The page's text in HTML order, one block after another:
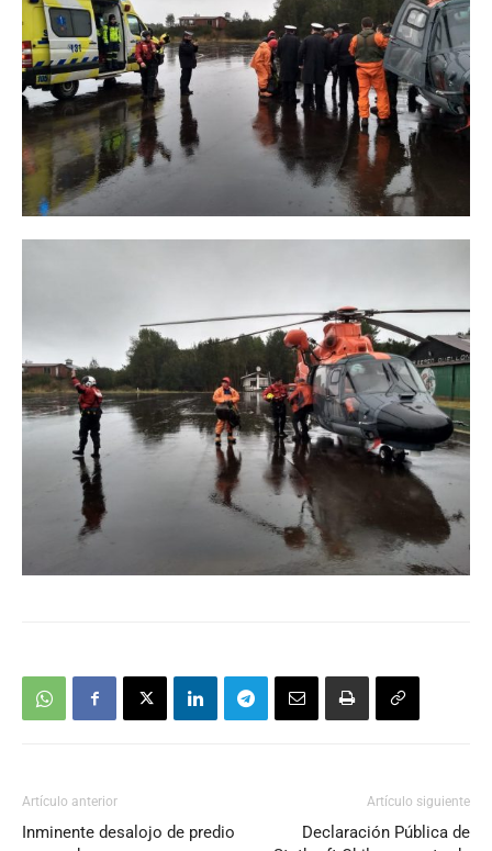
Artículo anterior
Inminente desalojo de predio
Artículo siguiente
Declaración Pública de